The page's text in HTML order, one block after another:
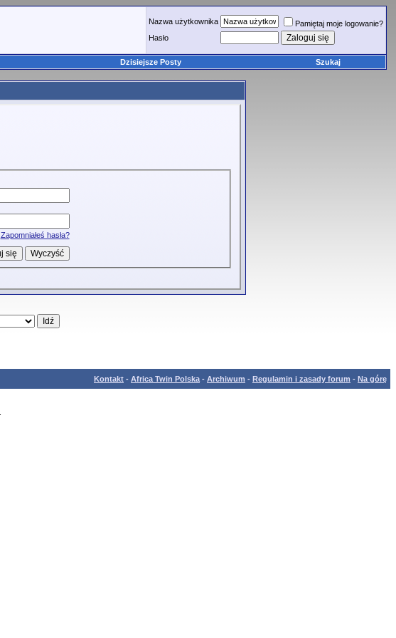
Nazwa użytkownika
Pamiętaj moje logowanie?
Hasło
Dzisiejsze Posty Szukaj
Zapomniałeś hasła?
Kontakt - Africa Twin Polska - Archiwum - Regulamin i zasady forum - Na górę